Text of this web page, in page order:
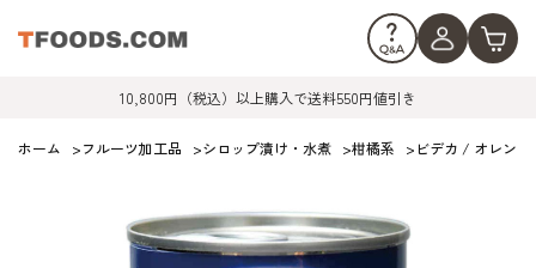
10,800円（税込）以上購入で送料550円値引き
ホーム >フルーツ加工品 >シロップ漬け・水煮 >柑橘系 >ビデカ / オレンジ